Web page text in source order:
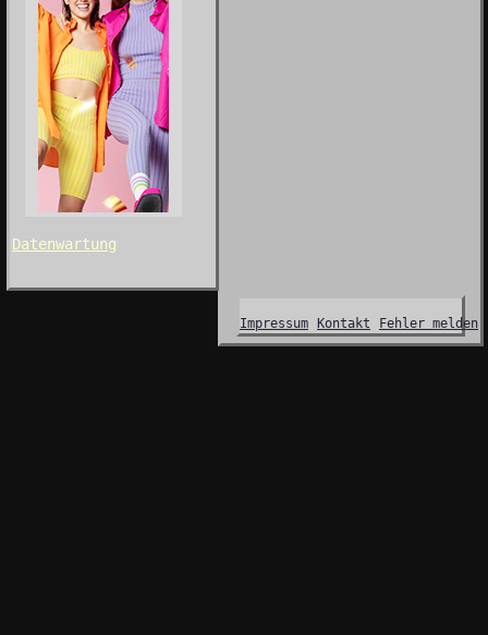
Datenwartung
Impressum Kontakt Fehler melden